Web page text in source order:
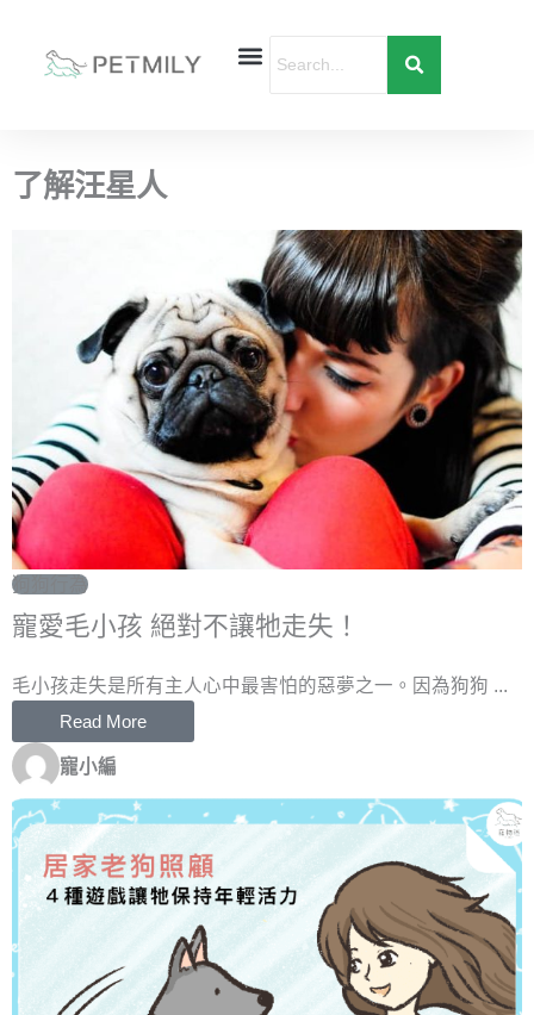
了解汪星人
狗狗行為
寵愛毛小孩 絕對不讓牠走失！
毛小孩走失是所有主人心中最害怕的惡夢之一。因為狗狗 ...
Read More
寵小編